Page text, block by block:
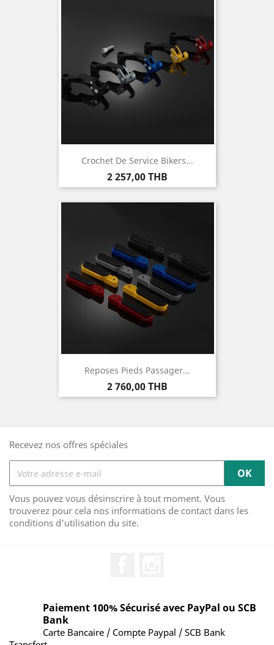
Crochet De Service Bikers...
Prix
2 257,00 THB
Reposes Pieds Passager...
Prix
2 760,00 THB
Recevez nos offres spéciales
Vous pouvez vous désinscrire à tout moment. Vous
trouverez pour cela nos informations de contact dans les
conditions d'utilisation du site.
Paiement 100% Sécurisé avec PayPal ou SCB
Bank
Carte Bancaire / Compte Paypal / SCB Bank